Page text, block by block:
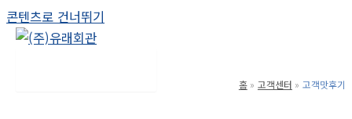
콘텐츠로 건너뛰기
홈 고객센터 고객맛후기